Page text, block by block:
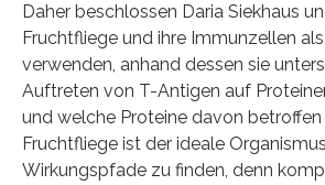
Daher beschlossen Daria Siekhaus
Fruchtfliege und ihre Immunzellen
verwenden, anhand dessen sie
Auftreten von T-Antigen auf
und welche Proteine davon betroffen
Fruchtfliege ist der ideale
Wirkungspfade zu finden, denn